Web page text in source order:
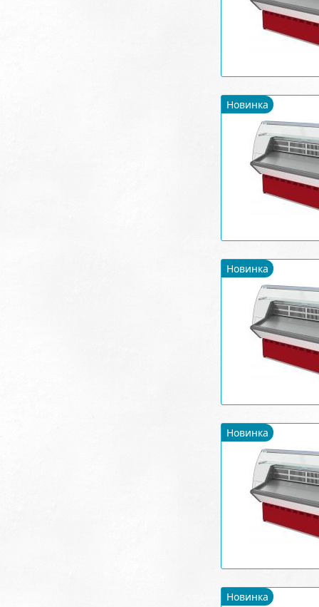
Новинка
Новинка
Новинка
Новинка